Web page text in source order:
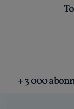
+ 3 000